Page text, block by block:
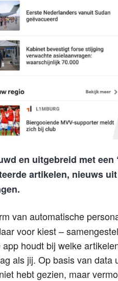
en uitgebreid met een
artikelen, nieuws
van automatische
voor kiest –
houdt bij welke
als jij. Op basis van data
hebt gezien, maar